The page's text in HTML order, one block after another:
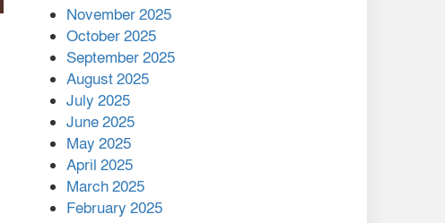
মালয়েশিয়ার প্রধানমন্ত্রীকে চিঠি
দেয়ার পর ফোন তারেক
রহমানের,গ্যাস সঙ্কট
মোকাবিলায় সহায়তার আশ্বাস
এক বিলিয়ন ডলার বিনিয়োগ
November 2025
October 2025
September 2025
August 2025
July 2025
June 2025
May 2025
April 2025
March 2025
February 2025